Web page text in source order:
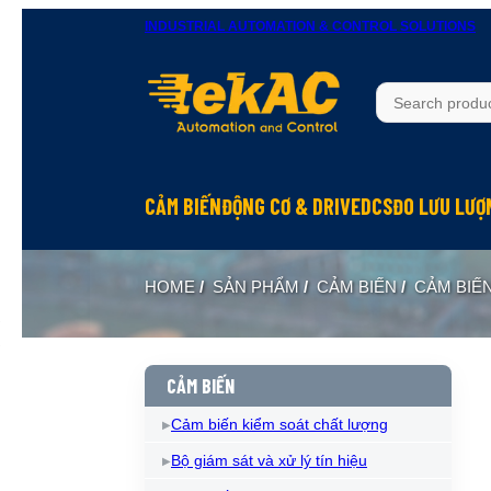
INDUSTRIAL AUTOMATION & CONTROL SOLUTIONS
CẢM BIẾNĐỘNG CƠ & DRIVEDCSĐO LƯU
HOME / SẢN PHẨM / CẢM BIẾN / CẢM
CẢM BIẾN
Cảm biến kiểm soát chất lượng
Bộ giám sát và xử lý tín hiệu